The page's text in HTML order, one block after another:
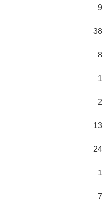
9
38
8
1
2
13
24
1
7